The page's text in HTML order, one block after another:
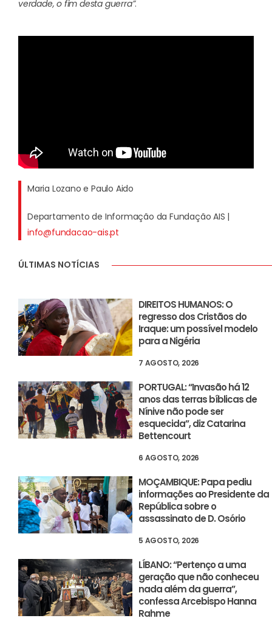
verdade, o fim desta guerra”.
Maria Lozano e Paulo Aido
Departamento de Informação da Fundação AIS |
info@fundacao-ais.pt
ÚLTIMAS NOTÍCIAS
DIREITOS HUMANOS: O
regresso dos Cristãos do
Iraque: um possível modelo
para a Nigéria
7 AGOSTO, 2026
PORTUGAL: “Invasão há 12
anos das terras bíblicas de
Nínive não pode ser
esquecida”, diz Catarina
Bettencourt
6 AGOSTO, 2026
MOÇAMBIQUE: Papa pediu
informações ao Presidente da
República sobre o
assassinato de D. Osório
5 AGOSTO, 2026
LÍBANO: “Pertenço a uma
geração que não conheceu
nada além da guerra”,
confessa Arcebispo Hanna
Rahme